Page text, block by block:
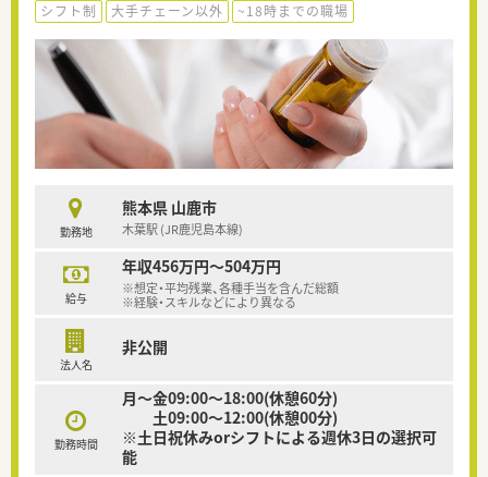
シフト制
大手チェーン以外 ~18時までの職場
勤務地
熊本県 山鹿市
木葉駅 (JR鹿児島本線)
給与
年収456万円～504万円
※想定・平均残業、各種手当を含んだ総額
※経験・スキルなどにより異なる
法人名
非公開
勤務時間
月～金09:00～18:00(休憩60分)
土09:00～12:00(休憩00分)
※土日祝休みorシフトによる週休3日の選択可
能